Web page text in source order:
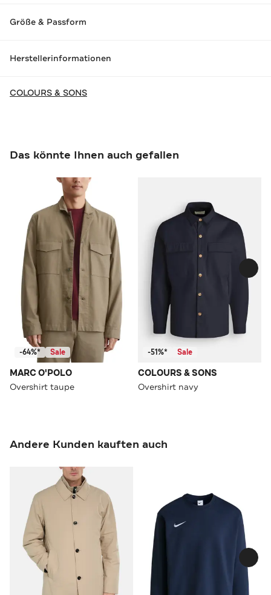
Größe & Passform
Herstellerinformationen
COLOURS & SONS
Das könnte Ihnen auch gefallen
-64%* Sale
MARC O'POLO
Overshirt taupe
-51%* Sale
COLOURS & SONS
Overshirt navy
Andere Kunden kauften auch